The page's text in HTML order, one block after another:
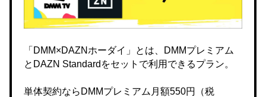
「DMM×DAZNホーダイ」とは、DMMプレミアム
とDAZN Standardをセットで利用できるプラン。
単体契約ならDMMプレミアム月額550円（税